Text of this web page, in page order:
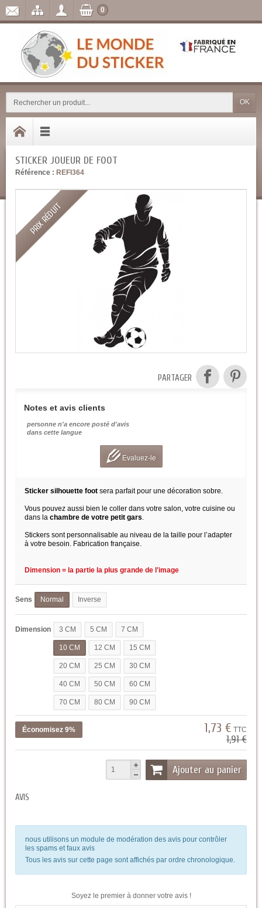
OK
0
STICKER JOUEUR DE FOOT
Référence : REFI364
PRIX RÉDUIT
PARTAGER
Notes et avis clients
personne n'a encore posté d'avis
dans cette langue
Evaluez-le
Sticker silhouette foot sera parfait pour une décoration sobre.
Vous pouvez aussi bien le coller dans votre salon, votre cuisine ou
dans la chambre de votre petit gars.
Stickers sont personnalisable au niveau de la taille pour l’adapter
à votre besoin. Fabrication française.
Dimension = la partie la plus grande de l'image
Sens Normal Inverse
Dimension 3 CM 5 CM 7 CM
10 CM 12 CM 15 CM
20 CM 25 CM 30 CM
40 CM 50 CM 60 CM
70 CM 80 CM 90 CM
Économisez 9% 1,73 € TTC
1,91 €
Ajouter au panier
AVIS
nous utilisons un module de modération des avis pour contrôler
les spams et faux avis
Tous les avis sur cette page sont affichés par ordre chronologique.
Soyez le premier à donner votre avis !